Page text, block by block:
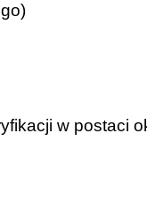
w postaci